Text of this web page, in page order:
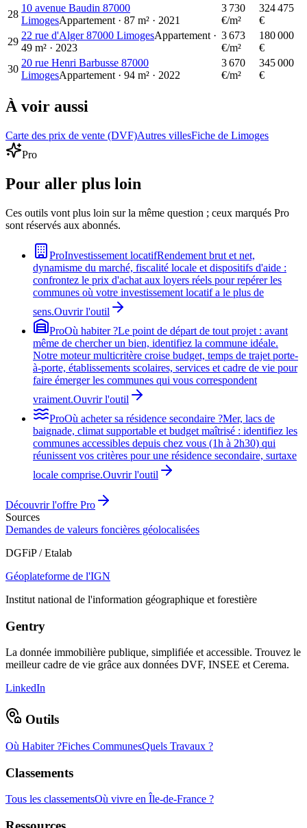
28
10 avenue Baudin 87000
LimogesAppartement · 87 m² · 2021
3 730
€/m²
324 475
€
29
22 rue d'Alger 87000 LimogesAppartement ·
49 m² · 2023
3 673
€/m²
180 000
€
30
20 rue Henri Barbusse 87000
LimogesAppartement · 94 m² · 2022
3 670
€/m²
345 000
€
À voir aussi
Carte des prix de vente (DVF)Autres villesFiche de Limoges
Pro
Pour aller plus loin
Ces outils vont plus loin sur la même question ; ceux marqués Pro
sont réservés aux abonnés.
ProInvestissement locatifRendement brut et net,
dynamisme du marché, fiscalité locale et dispositifs d'aide :
confrontez le prix d'achat aux loyers réels pour repérer les
communes où votre investissement locatif a le plus de
sens.Ouvrir l'outil
ProOù habiter ?Le point de départ de tout projet : avant
même de chercher un bien, identifiez la commune idéale.
Notre moteur multicritère croise budget, temps de trajet porte-
à-porte, établissements scolaires, services et cadre de vie pour
faire émerger les communes qui vous correspondent
vraiment.Ouvrir l'outil
ProOù acheter sa résidence secondaire ?Mer, lacs de
baignade, climat supportable et budget maîtrisé : identifiez les
communes accessibles depuis chez vous (1h à 2h30) qui
réunissent vos critères pour une résidence secondaire, surtaxe
locale comprise.Ouvrir l'outil
Découvrir l'offre Pro
Sources
Demandes de valeurs foncières géolocalisées
DGFiP / Etalab
Géoplateforme de l'IGN
Institut national de l'information géographique et forestière
Gentry
La donnée immobilière publique, simplifiée et accessible. Trouvez le
meilleur cadre de vie grâce aux données DVF, INSEE et Cerema.
LinkedIn
Outils
Où Habiter ?Fiches CommunesQuels Travaux ?
Classements
Tous les classementsOù vivre en Île-de-France ?